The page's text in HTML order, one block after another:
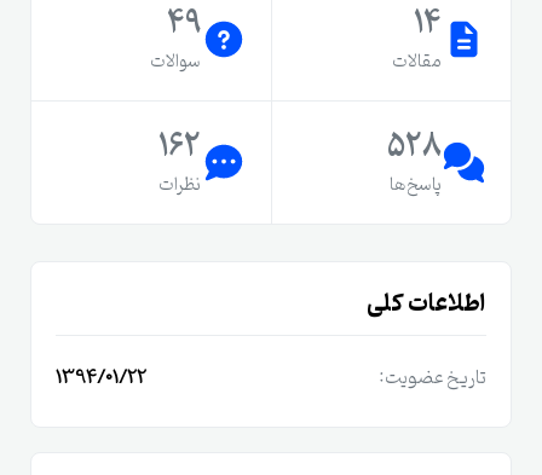
14
مقالات
49
سوالات
528
پاسخ‌ها
162
نظرات
اطلاعات کلی
تاریخ عضویت: 1394/01/22